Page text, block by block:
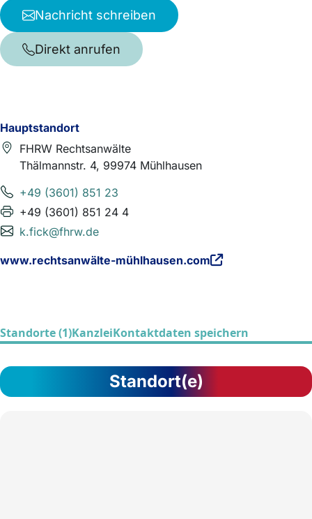
Hauptstandort
FHRW Rechtsanwälte
Thälmannstr. 4, 99974 Mühlhausen
+49 (3601) 851 23
+49 (3601) 851 24 4
k.fick@fhrw.de
www.rechtsanwälte-mühlhausen.com
Nachricht schreiben
Direkt anrufen
Standorte (1)KanzleiKontaktdaten speichern
Standort(e)